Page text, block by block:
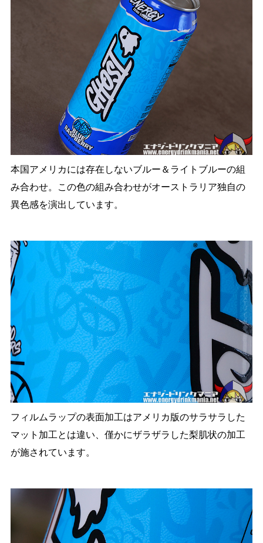
本国アメリカには存在しないブルー＆ライトブルーの組
み合わせ。この色の組み合わせがオーストラリア独自の
異色感を演出しています。
フィルムラップの表面加工はアメリカ版のサラサラした
マット加工とは違い、僅かにザラザラした梨肌状の加工
が施されています。